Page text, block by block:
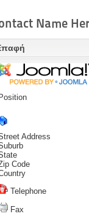
Name
Position
Address
Code
Telephone
Fax